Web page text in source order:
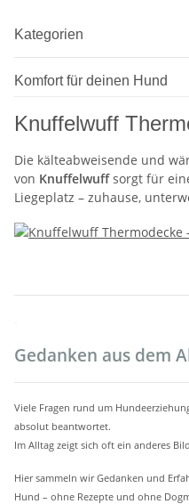
Kategorien
Komfort für deinen Hund
Knuffelwuff
Die kälteabweisende und
von Knuffelwuffsorgt für
Liegeplatz – zuhause,
Gedanken aus dem
Viele Fragen rund um
absolut beantwortet.
Im Alltag zeigt sich oft ein anderes
Hier sammeln wir Gedanken und
Hund – ohne Rezepte und ohne